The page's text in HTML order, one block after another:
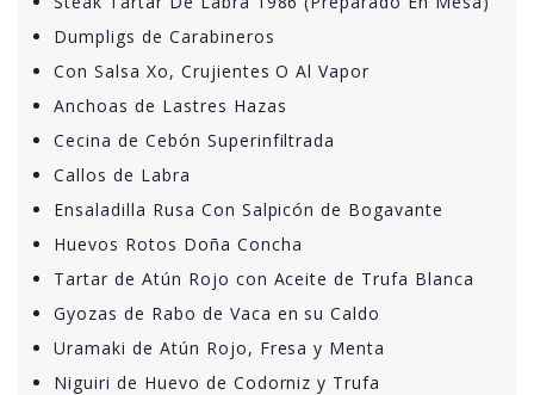
Dumpligs de Carabineros
Con Salsa Xo, Crujientes O Al Vapor
Anchoas de Lastres Hazas
Cecina de Cebón Superinfiltrada
Callos de Labra
Ensaladilla Rusa Con Salpicón de Bogavante
Huevos Rotos Doña Concha
Tartar de Atún Rojo con Aceite de Trufa Blanca
Gyozas de Rabo de Vaca en su Caldo
Uramaki de Atún Rojo, Fresa y Menta
Niguiri de Huevo de Codorniz y Trufa